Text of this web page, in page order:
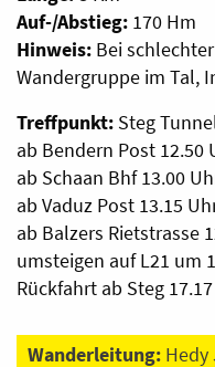
Auf-/Abstieg: 170 Hm
Hinweis: Bei
Wandergruppe im Tal,
Treffpunkt: Steg
ab Bendern Post 12.50
ab Schaan Bhf 13.00
ab Vaduz Post 13.15
ab Balzers Rietstrasse
umsteigen auf L21 um
Rückfahrt ab Steg
Wanderleitung: Hedy